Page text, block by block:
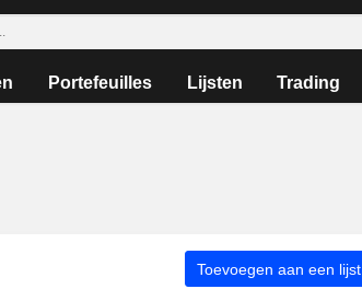
Portefeuilles Lijsten Trading
Toevoegen aan een lijst